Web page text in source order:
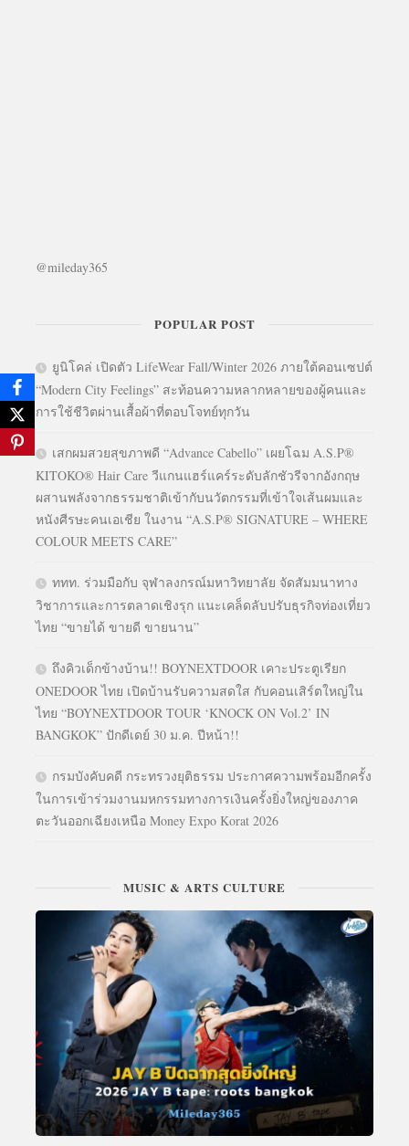
@mileday365
POPULAR POST
ยูนิโคล่ เปิดตัว LifeWear Fall/Winter 2026 ภายใต้คอนเซปต์
“Modern City Feelings” สะท้อนความหลากหลายของผู้คนและ
การใช้ชีวิตผ่านเสื้อผ้าที่ตอบโจทย์ทุกวัน
เสกผมสวยสุขภาพดี “Advance Cabello” เผยโฉม A.S.P®
KITOKO® Hair Care วีแกนแฮร์แคร์ระดับลักชัวรีจากอังกฤษ
ผสานพลังจากธรรมชาติเข้ากับนวัตกรรมที่เข้าใจเส้นผมและ
หนังศีรษะคนเอเชีย ในงาน “A.S.P® SIGNATURE – WHERE
COLOUR MEETS CARE”
ททท. ร่วมมือกับ จุฬาลงกรณ์มหาวิทยาลัย จัดสัมมนาทาง
วิชาการและการตลาดเชิงรุก แนะเคล็ดลับปรับธุรกิจท่องเที่ยว
ไทย “ขายได้ ขายดี ขายนาน”
ถึงคิวเด็กข้างบ้าน!! BOYNEXTDOOR เคาะประตูเรียก
ONEDOOR ไทย เปิดบ้านรับความสดใส กับคอนเสิร์ตใหญ่ใน
ไทย “BOYNEXTDOOR TOUR ‘KNOCK ON Vol.2’ IN
BANGKOK” ปักดีเดย์ 30 ม.ค. ปีหน้า!!
กรมบังคับคดี กระทรวงยุติธรรม ประกาศความพร้อมอีกครั้ง
ในการเข้าร่วมงานมหกรรมทางการเงินครั้งยิ่งใหญ่ของภาค
ตะวันออกเฉียงเหนือ Money Expo Korat 2026
MUSIC & ARTS CULTURE